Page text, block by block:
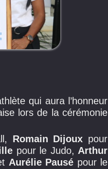
qui aura l’honneur
lors de la cérémonie
Romain Dijoux pour
pour le Judo, Arthur
Aurélie Pausé pour le